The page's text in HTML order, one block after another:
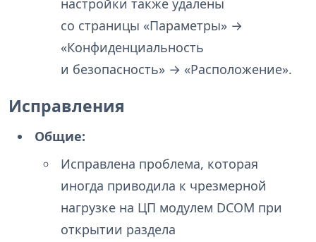
настройки также удалены
со страницы «Параметры» →
«Конфиденциальность
и безопасность» → «Расположение».
Исправления
Общие:
Исправлена проблема, которая
иногда приводила к чрезмерной
нагрузке на ЦП модулем DCOM при
открытии раздела